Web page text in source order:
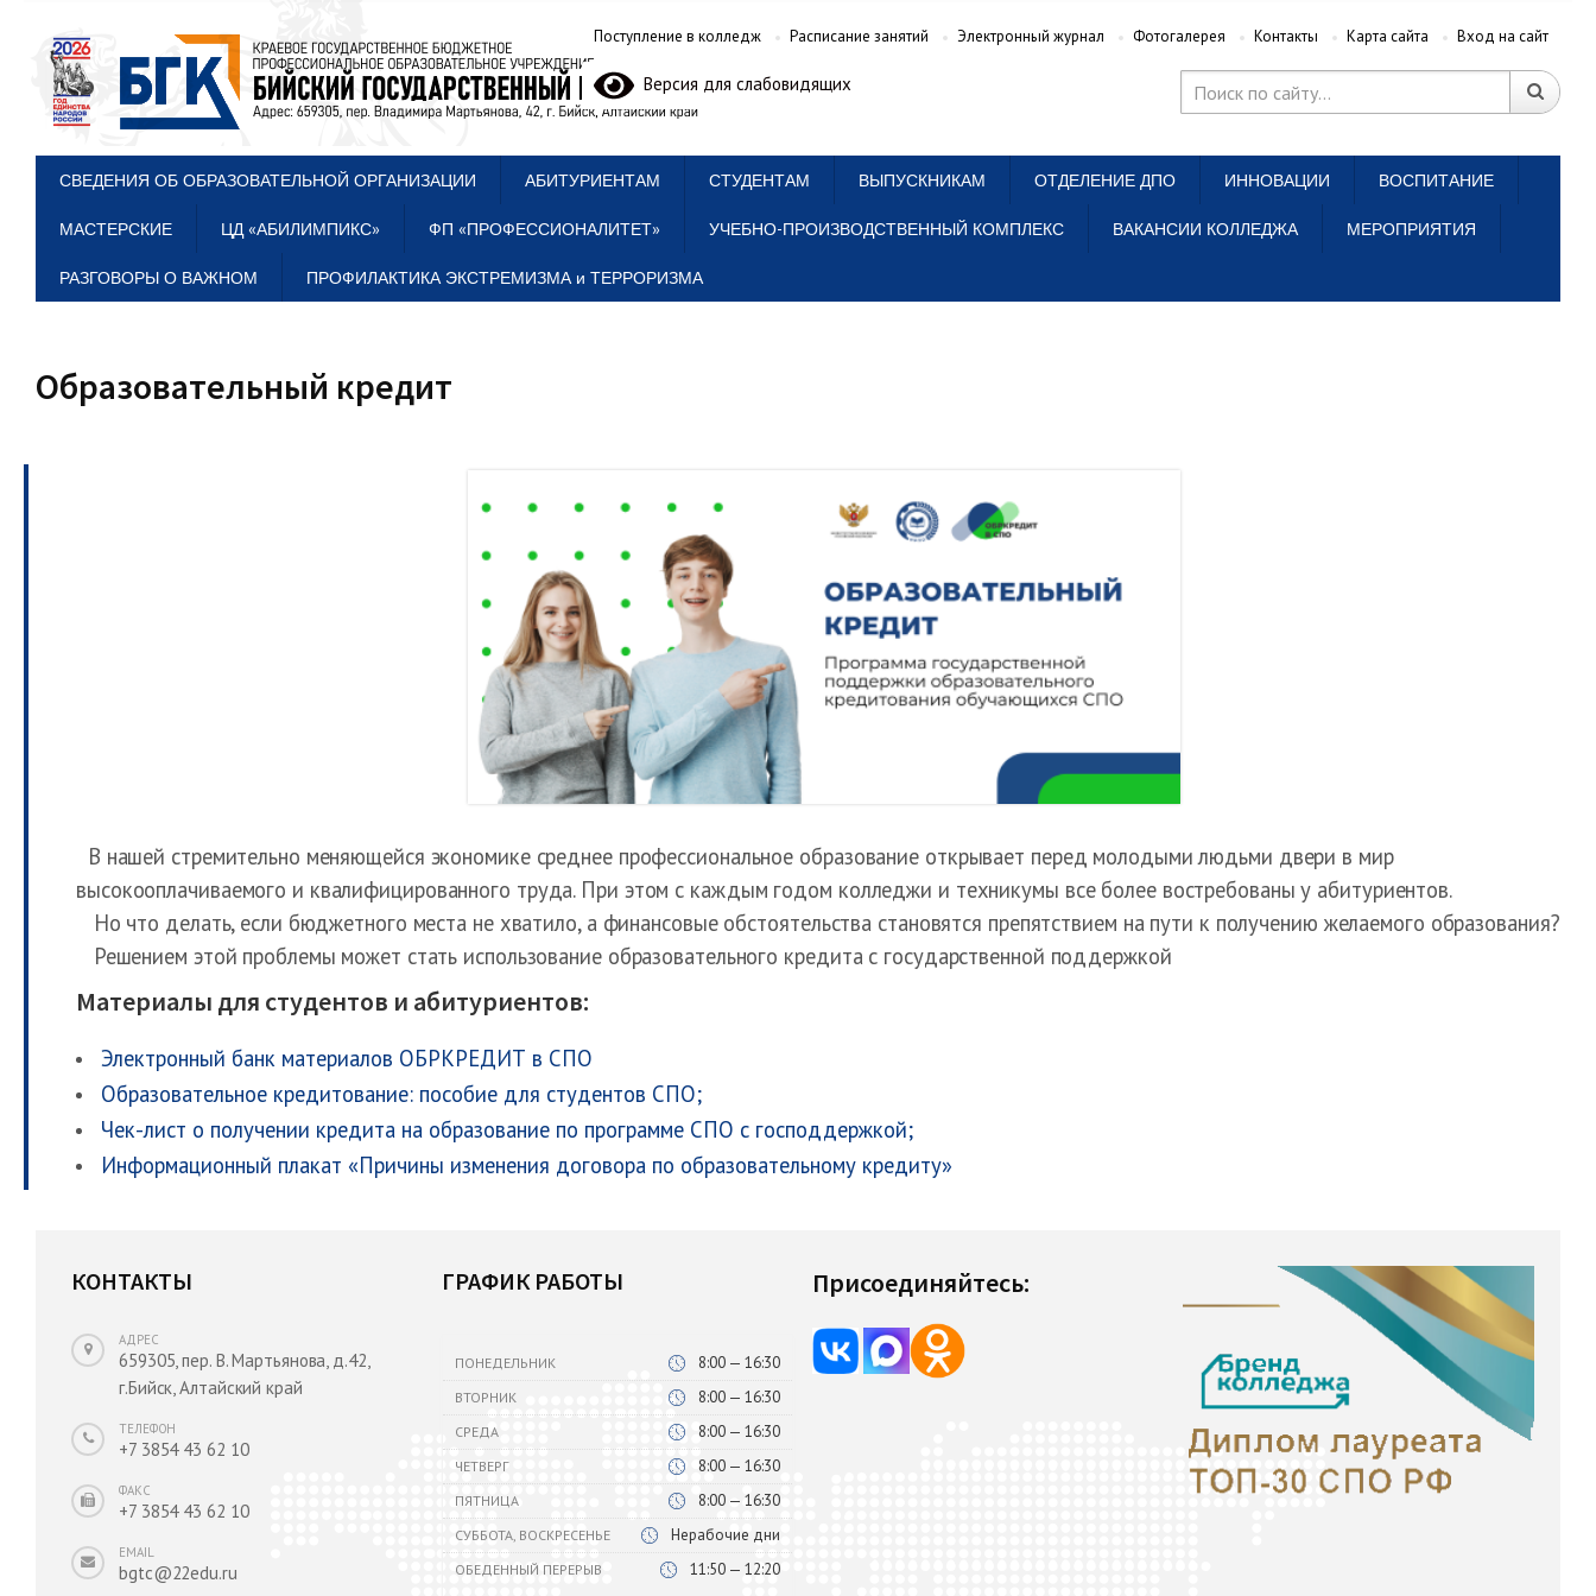
Поступление в колледж Расписание занятий Электронный журнал Фотогалерея Контакты Карта сайта Вход на сайт
Версия для слабовидящих
СВЕДЕНИЯ ОБ ОБРАЗОВАТЕЛЬНОЙ ОРГАНИЗАЦИИ АБИТУРИЕНТАМ СТУДЕНТАМ ВЫПУСКНИКАМ ОТДЕЛЕНИЕ ДПО ИННОВАЦИИ ВОСПИТАНИЕ
МАСТЕРСКИЕ ЦД «АБИЛИМПИКС» ФП «ПРОФЕССИОНАЛИТЕТ» УЧЕБНО-ПРОИЗВОДСТВЕННЫЙ КОМПЛЕКС ВАКАНСИИ КОЛЛЕДЖА МЕРОПРИЯТИЯ
РАЗГОВОРЫ О ВАЖНОМ ПРОФИЛАКТИКА ЭКСТРЕМИЗМА и ТЕРРОРИЗМА
Образовательный кредит
В нашей стремительно меняющейся экономике среднее профессиональное образование открывает перед молодыми людьми двери в мир
высокооплачиваемого и квалифицированного труда. При этом с каждым годом колледжи и техникумы все более востребованы у абитуриентов.
Но что делать, если бюджетного места не хватило, а финансовые обстоятельства становятся препятствием на пути к получению желаемого образования?
Решением этой проблемы может стать использование образовательного кредита с государственной поддержкой
Материалы для студентов и абитуриентов:
Электронный банк материалов ОБРКРЕДИТ в СПО
Образовательное кредитование: пособие для студентов СПО;
Чек-лист о получении кредита на образование по программе СПО с господдержкой;
Информационный плакат «Причины изменения договора по образовательному кредиту»
КОНТАКТЫ
АДРЕС
659305, пер. В. Мартьянова, д.42,
г.Бийск, Алтайский край
ТЕЛЕФОН
+7 3854 43 62 10
ФАКС
+7 3854 43 62 10
EMAIL
bgtc@22edu.ru
ГРАФИК РАБОТЫ
ПОНЕДЕЛЬНИК 8:00 — 16:30
ВТОРНИК 8:00 — 16:30
СРЕДА 8:00 — 16:30
ЧЕТВЕРГ 8:00 — 16:30
ПЯТНИЦА 8:00 — 16:30
СУББОТА, ВОСКРЕСЕНЬЕ Нерабочие дни
ОБЕДЕННЫЙ ПЕРЕРЫВ 11:50 — 12:20
Присоединяйтесь: